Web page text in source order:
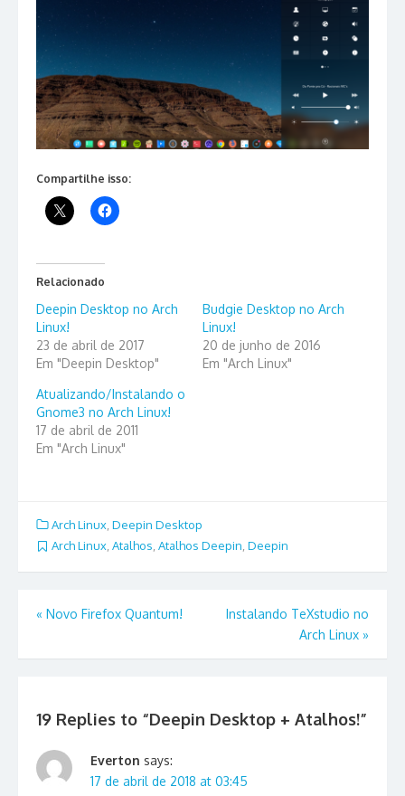
Compartilhe isso:
Relacionado
Deepin Desktop no Arch
Linux!
23 de abril de 2017
Em "Deepin Desktop"
Budgie Desktop no Arch
Linux!
20 de junho de 2016
Em "Arch Linux"
Atualizando/Instalando o
Gnome3 no Arch Linux!
17 de abril de 2011
Em "Arch Linux"
Arch Linux Deepin Desktop
Arch Linux, Atalhos, Atalhos Deepin, Deepin
Navegação
« Novo Firefox Quantum!
Instalando TeXstudio no
Arch Linux »
19 Replies to “Deepin Desktop + Atalhos!”
Everton says:
17 de abril de 2018 at 03:45